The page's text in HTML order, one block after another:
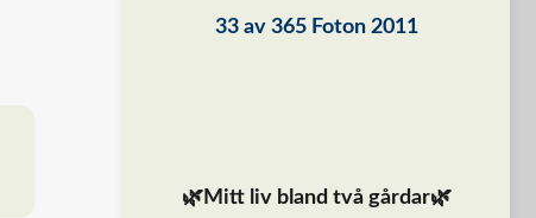
33 av 365 Foton 2011
🌿Mitt liv bland två gårdar🌿